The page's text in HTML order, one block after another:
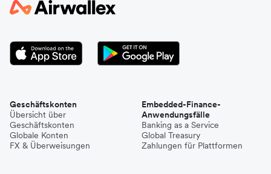
Geschäftskonten
Übersicht über
Geschäftskonten
Globale Konten
FX & Überweisungen
Embedded-Finance-
Anwendungsfälle
Banking as a Service
Global Treasury
Zahlungen für Plattformen